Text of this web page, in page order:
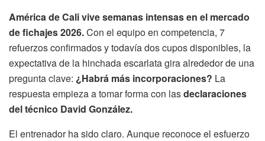
América de Cali vive semanas intensas en el mercado
de fichajes 2026.Con el equipo en competencia, 7
refuerzos confirmados y todavía dos cupos disponibles, la
expectativa de la hinchada escarlata gira alrededor de una
pregunta clave: ¿Habrá más incorporaciones? La
respuesta empieza a tomar forma con lasdeclaraciones
del técnico David González.
El entrenador ha sido claro. Aunque reconoce el esfuerzo